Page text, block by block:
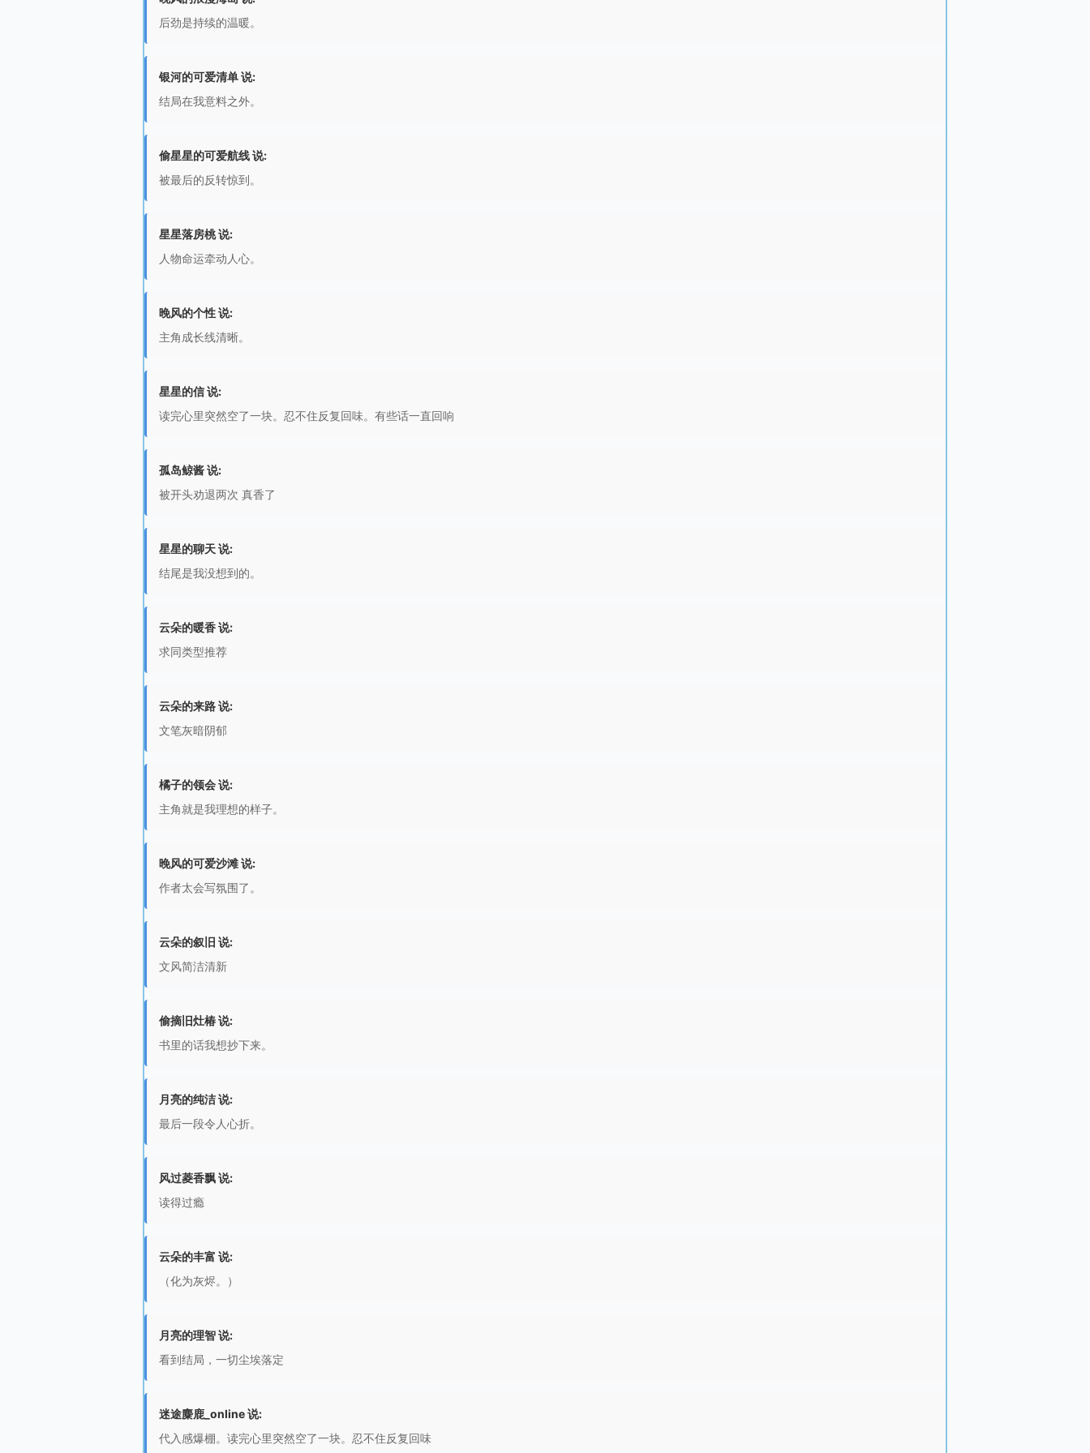
后劲是持续的温暖。
银河的可爱清单 说:
结局在我意料之外。
偷星星的可爱航线 说:
被最后的反转惊到。
星星落房桃 说:
人物命运牵动人心。
晚风的个性 说:
主角成长线清晰。
星星的信 说:
读完心里突然空了一块。忍不住反复回味。有些话一直回响
孤岛鲸酱 说:
被开头劝退两次 真香了
星星的聊天 说:
结尾是我没想到的。
云朵的暖香 说:
求同类型推荐
云朵的来路 说:
文笔灰暗阴郁
橘子的领会 说:
主角就是我理想的样子。
晚风的可爱沙滩 说:
作者太会写氛围了。
云朵的叙旧 说:
文风简洁清新
偷摘旧灶椿 说:
书里的话我想抄下来。
月亮的纯洁 说:
最后一段令人心折。
风过菱香飘 说:
读得过瘾
云朵的丰富 说:
（化为灰烬。）
月亮的理智 说:
看到结局，一切尘埃落定
迷途麋鹿_online 说:
代入感爆棚。读完心里突然空了一块。忍不住反复回味